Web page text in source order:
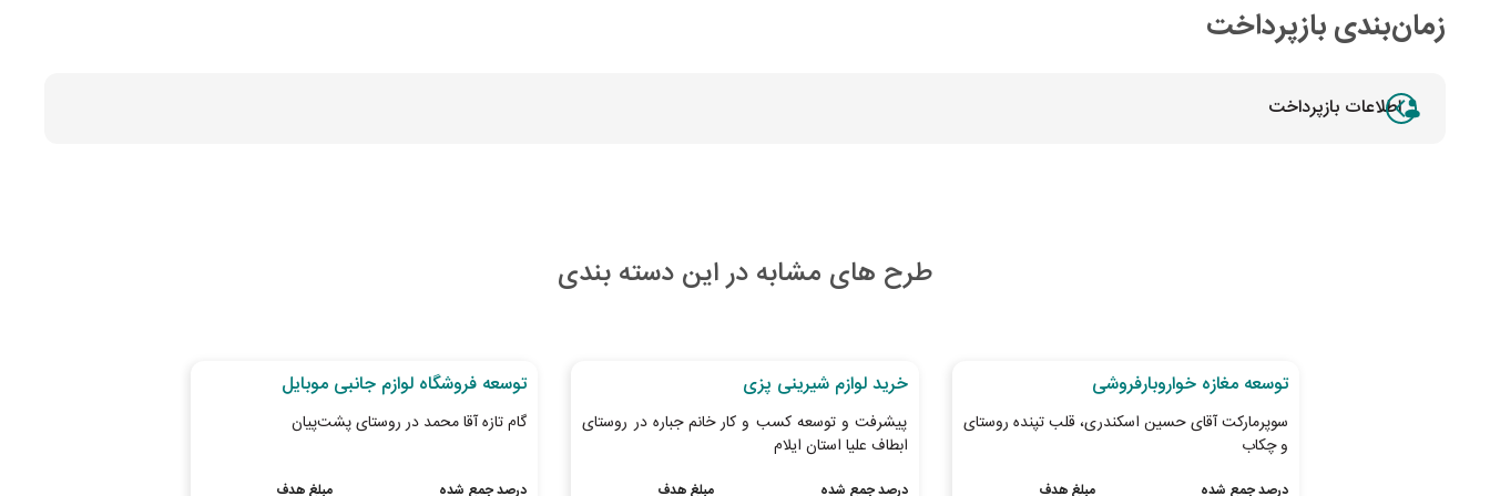
زمان‌بندی بازپرداخت
اطلاعات بازپرداخت
طرح های مشابه در این دسته بندی
توسعه مغازه خواروبارفروشی
سوپرمارکت آقای حسین اسکندری، قلب تپنده روستای
و چکاب
درصد جمع شده مبلغ هدف
خرید لوازم شیرینی پزی
پیشرفت و توسعه کسب و کار خانم جباره در روستای
ابطاف علیا استان ایلام
درصد جمع شده مبلغ هدف
توسعه فروشگاه لوازم جانبی موبایل
گام تازه آقا محمد در روستای پشت‌پیان
درصد جمع شده مبلغ هدف